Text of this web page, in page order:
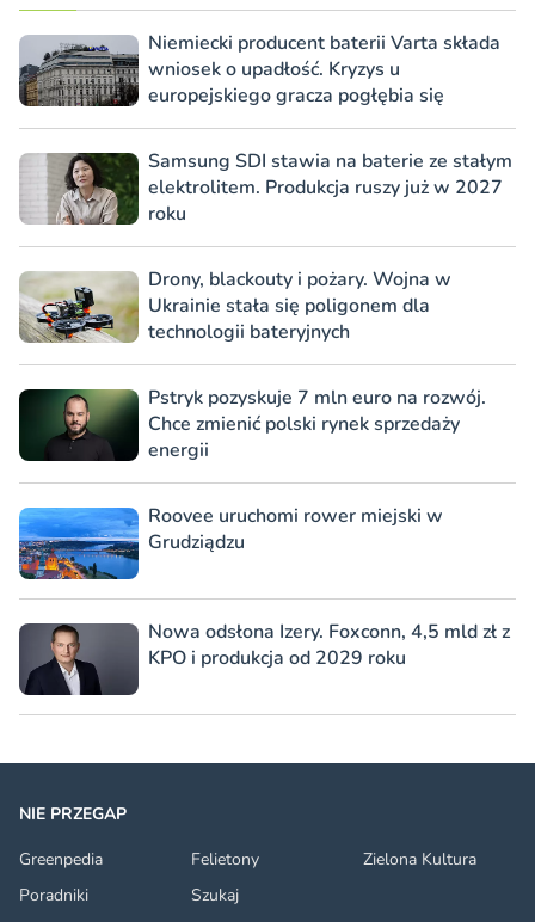
Niemiecki producent baterii Varta składa
wniosek o upadłość. Kryzys u
europejskiego gracza pogłębia się
Samsung SDI stawia na baterie ze stałym
elektrolitem. Produkcja ruszy już w 2027
roku
Drony, blackouty i pożary. Wojna w
Ukrainie stała się poligonem dla
technologii bateryjnych
Pstryk pozyskuje 7 mln euro na rozwój.
Chce zmienić polski rynek sprzedaży
energii
Roovee uruchomi rower miejski w
Grudziądzu
Nowa odsłona Izery. Foxconn, 4,5 mld zł z
KPO i produkcja od 2029 roku
NIE PRZEGAP
Greenpedia
Felietony
Zielona Kultura
Poradniki
Szukaj